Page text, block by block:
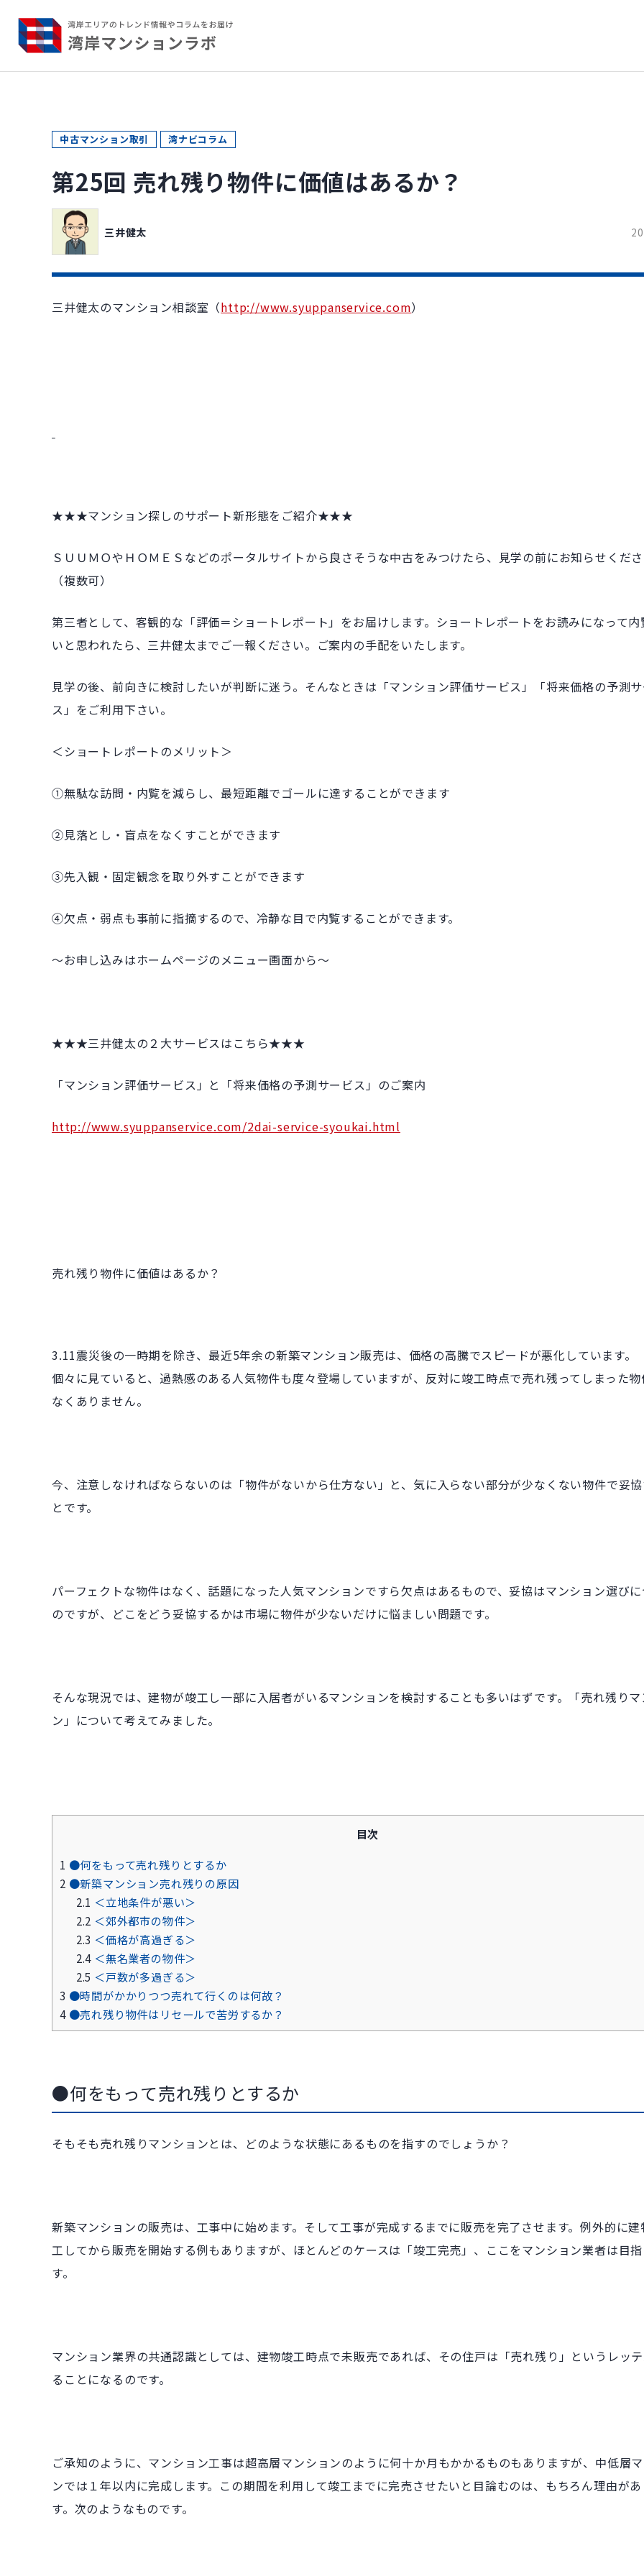
中古マンション取引 湾ナビコラム
第25回 売れ残り物件に価値はあるか？
三井健太
三井健太のマンション相談室（http://www.syuppanservice.com）
★★★マンション探しのサポート新形態をご紹介★★★
ＳＵＵＭＯやＨＯＭＥＳなどのポータルサイトから良さそうな中古をみつけたら、見学の前にお知らせくだ
（複数可）
第三者として、客観的な「評価＝ショートレポート」をお届けします。ショートレポートをお読みになって
いと思われたら、三井健太までご一報ください。ご案内の手配をいたします。
見学の後、前向きに検討したいが判断に迷う。そんなときは「マンション評価サービス」「将来価格の予測
ス」をご利用下さい。
＜ショートレポートのメリット＞
①無駄な訪問・内覧を減らし、最短距離でゴールに達することができます
②見落とし・盲点をなくすことができます
③先入観・固定観念を取り外すことができます
④欠点・弱点も事前に指摘するので、冷静な目で内覧することができます。
～お申し込みはホームページのメニュー画面から～
★★★三井健太の２大サービスはこちら★★★
「マンション評価サービス」と「将来価格の予測サービス」のご案内
http://www.syuppanservice.com/2dai-service-syoukai.html
売れ残り物件に価値はあるか？
3.11震災後の一時期を除き、最近5年余の新築マンション販売は、価格の高騰でスピードが悪化しています
個々に見ていると、過熱感のある人気物件も度々登場していますが、反対に竣工時点で売れ残ってしまった
なくありません。
今、注意しなければならないのは「物件がないから仕方ない」と、気に入らない部分が少なくない物件で妥
とです。
パーフェクトな物件はなく、話題になった人気マンションですら欠点はあるもので、妥協はマンション選び
のですが、どこをどう妥協するかは市場に物件が少ないだけに悩ましい問題です。
そんな現況では、建物が竣工し一部に入居者がいるマンションを検討することも多いはずです。「売れ残り
ン」について考えてみました。
目次
1 ●何をもって売れ残りとするか
2 ●新築マンション売れ残りの原因
2.1 ＜立地条件が悪い＞
2.2 ＜郊外都市の物件＞
2.3 ＜価格が高過ぎる＞
2.4 ＜無名業者の物件＞
2.5 ＜戸数が多過ぎる＞
3 ●時間がかかりつつ売れて行くのは何故？
4●売れ残り物件はリセールで苦労するか？
●何をもって売れ残りとするか
そもそも売れ残りマンションとは、どのような状態にあるものを指すのでしょうか？
新築マンションの販売は、工事中に始めます。そして工事が完成するまでに販売を完了させます。例外的に
工してから販売を開始する例もありますが、ほとんどのケースは「竣工完売」、ここをマンション業者は目
す。
マンション業界の共通認識としては、建物竣工時点で未販売であれば、その住戸は「売れ残り」というレッ
ることになるのです。
ご承知のように、マンション工事は超高層マンションのように何十か月もかかるものもありますが、中低層
ンでは１年以内に完成します。この期間を利用して竣工までに完売させたいと目論むのは、もちろん理由が
す。次のようなものです。